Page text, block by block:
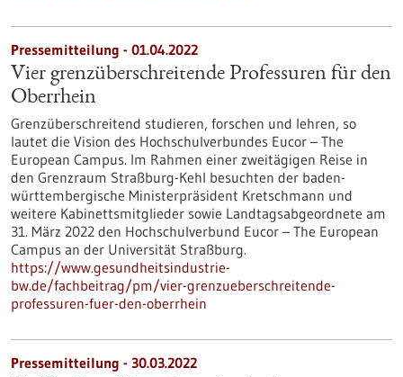
Pressemitteilung - 01.04.2022
Vier grenzüberschreitende Professuren für den
Oberrhein
Grenzüberschreitend studieren, forschen und lehren, so
lautet die Vision des Hochschulverbundes Eucor – The
European Campus. Im Rahmen einer zweitägigen Reise in
den Grenzraum Straßburg-Kehl besuchten der baden-
württembergische Ministerpräsident Kretschmann und
weitere Kabinettsmitglieder sowie Landtagsabgeordnete am
31. März 2022 den Hochschulverbund Eucor – The European
Campus an der Universität Straßburg.
https://www.gesundheitsindustrie-
bw.de/fachbeitrag/pm/vier-grenzueberschreitende-
professuren-fuer-den-oberrhein
Pressemitteilung - 30.03.2022